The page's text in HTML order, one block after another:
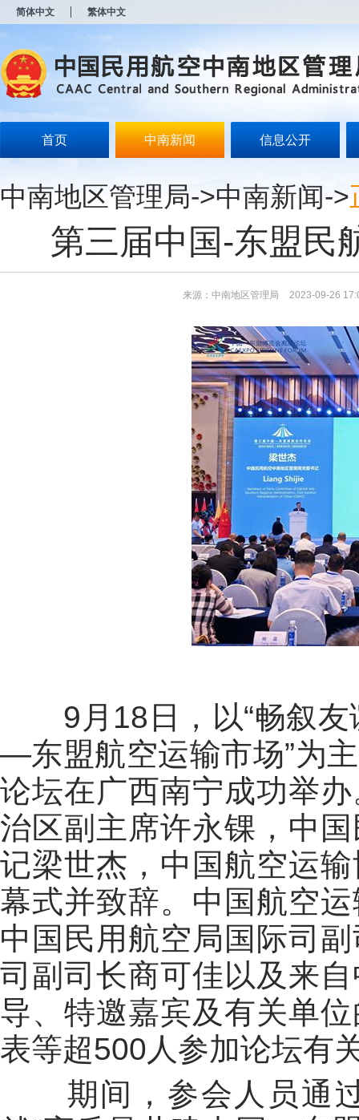
简体中文 繁体中文
首页 中南新闻 信息公开
中南地区管理局->中南新闻->
第三届中国-东盟民
来源：中南地区管理局 2023-09-26
9 月 18 日，以“畅叙
—东盟航空运输市场”为
论坛在广西南宁成功举
治区副主席许永锞，中
记梁世杰，中国航空运
幕式并致辞。中国航空
中国民用航空局国际司
司副司长商可佳以及来
导、特邀嘉宾及有关单
表等超500人参加论坛有
期间，参会人员通
开
无
障
说
Alt